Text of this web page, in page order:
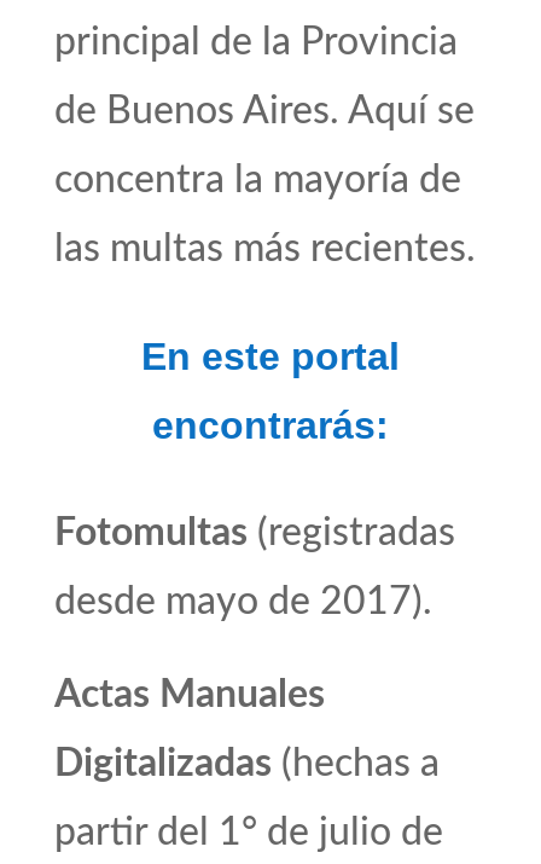
principal de la Provincia
de Buenos Aires. Aquí se
concentra la mayoría de
las multas más recientes.
En este portal
encontrarás:
Fotomultas (registradas
desde mayo de 2017).
Actas Manuales
Digitalizadas (hechas a
partir del 1° de julio de